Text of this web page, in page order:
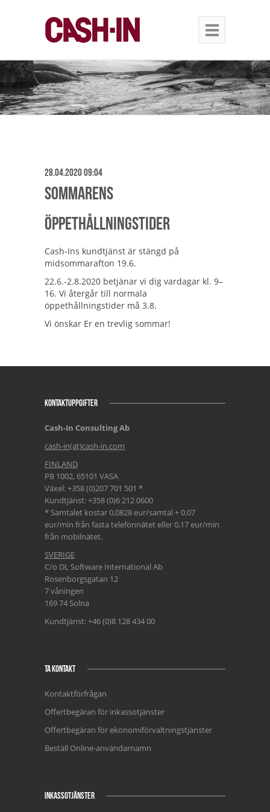
28.04.2020 09:04
Sommarens
öppethållningstider
Cash-Ins kundtjänst är stängd på
midsommarafton 19.6.
22.6.-2.8.2020 betjänar vi dig vardagar kl. 9–
16. Vi återgår till normala
öppethållningstider må 3.8.
Vi önskar Er en trevlig sommar!
KONTAKTUPPGIFTER
Cash-In Consulting Ab
cash-in(at)cash-in.com
FINLAND
PB 1002, 65101 VASA
Växel: +358 (0)207 701 501 *
Kundtjänst: +358 (0)6 212 0600
* Samtalet kostar 0,0828 eur/samtal + 0,07
eur/min från fasta telefonnätet eller 0,17 eur/min
från mobilnätet.
SVERIGE
C/o DL Software International Ab
Rosenborgsgatan 12
7 våningen
169 74 Solna
Kundtjänst: +46 (0)8 128 434 00
TA KONTAKT
Kontaktförfrågan
Offertbegäran för inkassotjänster
Offertbegäran för ekonomiförvaltningstjänster
Beställ Online-användarnamn
INKASSOTJÄNSTER